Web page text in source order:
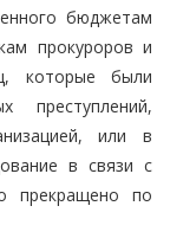
бюджетам
прокуроров и
которые были
преступлений,
или в
в связи с
прекращено по